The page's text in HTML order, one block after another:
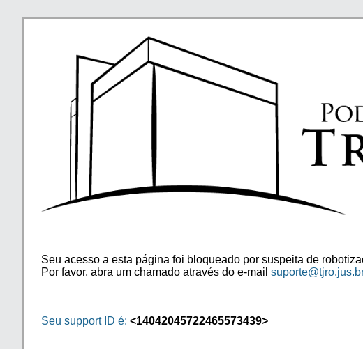
Seu acesso a esta página foi bloqueado por suspeita de
Por favor, abra um chamado através do e-mail suporte@tjro.jus.br
Seu support ID é: <14042045722465573439>